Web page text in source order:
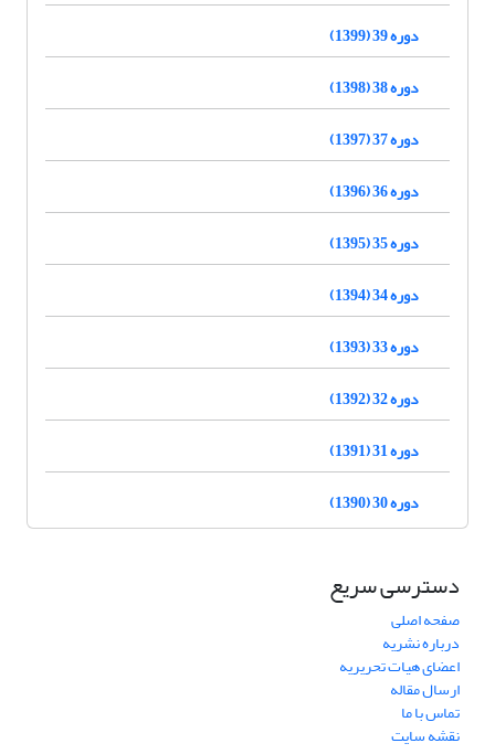
دوره 39 (1399)
دوره 38 (1398)
دوره 37 (1397)
دوره 36 (1396)
دوره 35 (1395)
دوره 34 (1394)
دوره 33 (1393)
دوره 32 (1392)
دوره 31 (1391)
دوره 30 (1390)
دسترسی سریع
صفحه اصلی
درباره نشریه
اعضای هیات تحریریه
ارسال مقاله
تماس با ما
نقشه سایت